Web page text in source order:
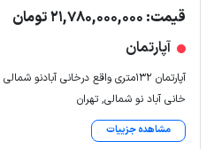
قیمت: 21,780,000,000 تومان
آپارتمان
آپارتمان 132متری واقع درخانی آبادنو شمالی
خانی آباد نو شمالی, تهران
مشاهده جزییات